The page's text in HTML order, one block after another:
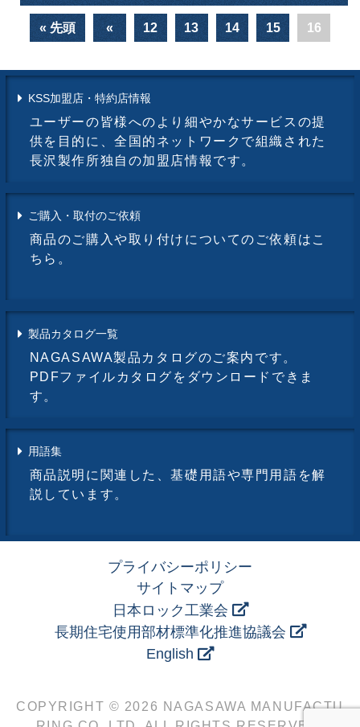
« 先頭 « 12 13 14 15 16
KSS加盟店・特約店情報
ユーザーの皆様へのより細やかなサービスの提
供を目的に、全国的ネットワークで組織された
長沢製作所独自の加盟店情報です。
ご購入・取付のご依頼
商品のご購入や取り付けについてのご依頼はこ
ちら。
製品カタログ一覧
NAGASAWA製品カタログのご案内です。
PDFファイルカタログをダウンロードできま
す。
用語集
商品説明に関連した、基礎用語や専門用語を解
説しています。
プライバシーポリシー
サイトマップ
日本ロック工業会
長期住宅使用部材標準化推進協議会
English
COPYRIGHT © 2026 NAGASAWA MANUFACTU